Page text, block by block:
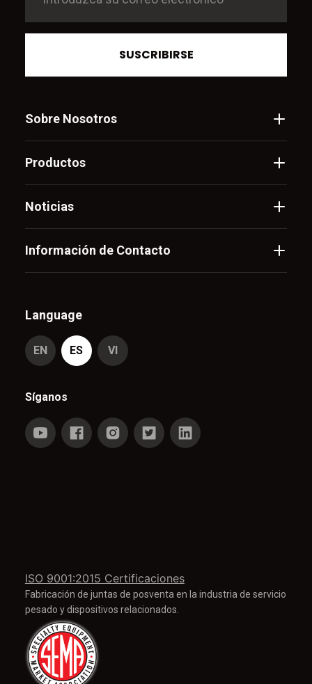
SUSCRIBIRSE
Sobre Nosotros
Productos
Noticias
Información de Contacto
ISO 9001:2015 Certificaciones
Fabricación de juntas de posventa en la industria de servicio
pesado y dispositivos relacionados.
Language
EN ES VI
Síganos